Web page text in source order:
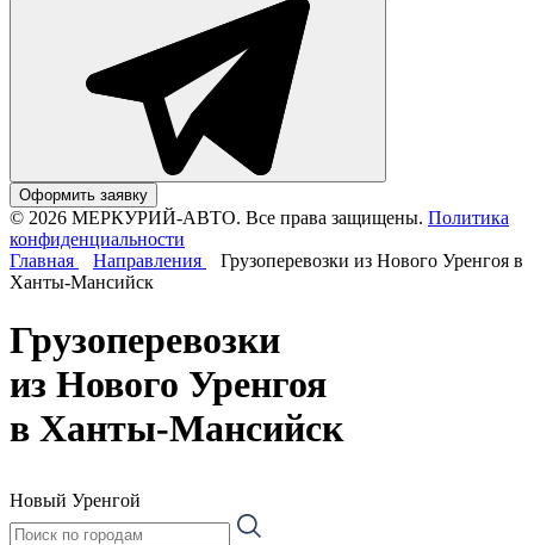
Оформить заявку
© 2026 МЕРКУРИЙ-АВТО. Все права защищены. Политика
конфиденциальности
Главная
Направления
Грузоперевозки из Нового Уренгоя в
Ханты-Мансийск
Грузоперевозки
из Нового Уренгоя
в Ханты-Мансийск
Новый Уренгой